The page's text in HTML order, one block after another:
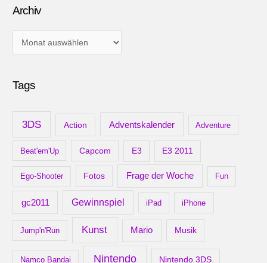
Archiv
r
Tags
3DS Action Adventskalender Adventure
Beat'em'Up Capcom E3 E3 2011
Ego-Shooter Fotos Frage der Woche Fun
gc2011 Gewinnspiel iPad iPhone
Jump'n'Run Kunst Mario Musik
Namco Bandai Nintendo Nintendo 3DS